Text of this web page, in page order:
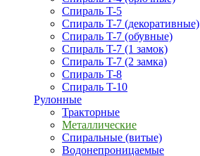
Спираль T-5
Спираль T-7 (декоративные)
Спираль T-7 (обувные)
Спираль T-7 (1 замок)
Спираль T-7 (2 замка)
Спираль T-8
Спираль T-10
Рулонные
Тракторные
Металлические
Спиральные (витые)
Водонепроницаемые